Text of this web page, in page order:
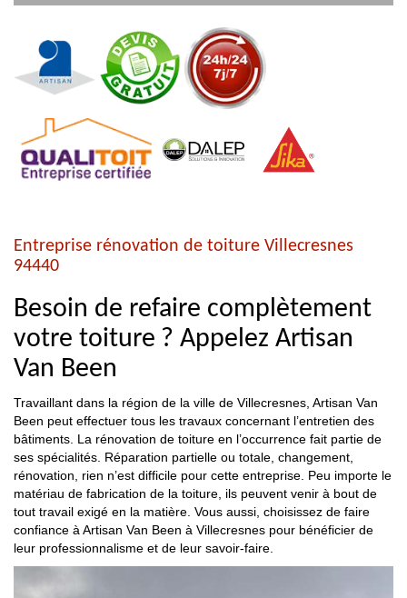
Entreprise rénovation de toiture Villecresnes
94440
Besoin de refaire complètement
votre toiture ? Appelez Artisan
Van Been
Travaillant dans la région de la ville de Villecresnes, Artisan Van
Been peut effectuer tous les travaux concernant l’entretien des
bâtiments. La rénovation de toiture en l’occurrence fait partie de
ses spécialités. Réparation partielle ou totale, changement,
rénovation, rien n’est difficile pour cette entreprise. Peu importe le
matériau de fabrication de la toiture, ils peuvent venir à bout de
tout travail exigé en la matière. Vous aussi, choisissez de faire
confiance à Artisan Van Been à Villecresnes pour bénéficier de
leur professionnalisme et de leur savoir-faire.